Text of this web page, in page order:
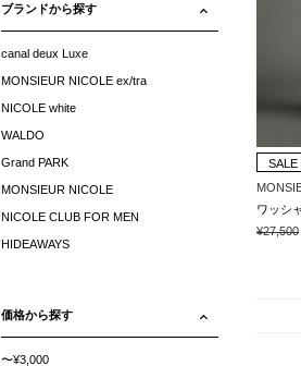
SALE
¥27,500
ブランドから探す
canal deux Luxe
MONSIEUR NICOLE ex/tra
NICOLE white
WALDO
Grand PARK
MONSIEUR NICOLE
NICOLE CLUB FOR MEN
HIDEAWAYS
価格から探す
〜¥3,000